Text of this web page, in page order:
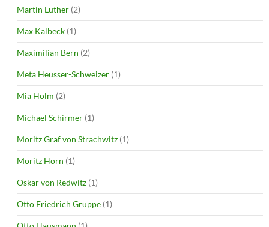
Martin Luther (2)
Max Kalbeck (1)
Maximilian Bern (2)
Meta Heusser-Schweizer (1)
Mia Holm (2)
Michael Schirmer (1)
Moritz Graf von Strachwitz (1)
Moritz Horn (1)
Oskar von Redwitz (1)
Otto Friedrich Gruppe (1)